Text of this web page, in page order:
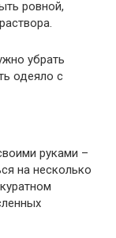
ровной,
убрать
одеяло с
руками –
на несколько